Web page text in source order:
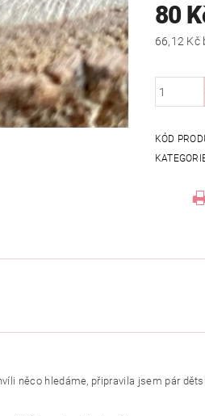
80
KÓD
něco hledáme, připravila jsem pár